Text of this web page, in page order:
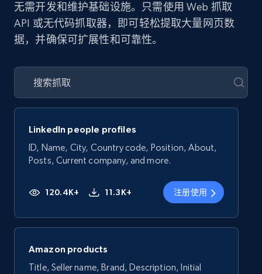
无需开发和维护基础设施。只需使用 Web 抓取
API 或无代码抓取器，即可轻松提取大量网页数
据，并确保可扩展性和可靠性。
LinkedIn people profiles
ID, Name, City, Country code, Position, About,
Posts, Current company, and more.
120.4K+ 11.3K+ 注册使用
Amazon products
Title, Seller name, Brand, Description, Initial